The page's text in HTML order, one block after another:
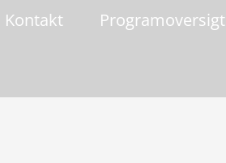
Kontakt Programoversigt